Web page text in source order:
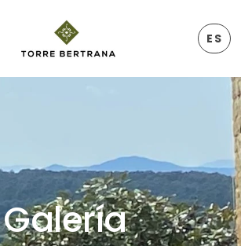
ES
Galería